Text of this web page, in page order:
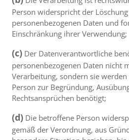
Person widerspricht der
personenbezogenen Daten und
Einschränkung ihrer Verwendung;
(c) Der Datenverantwortliche
personenbezogenen Daten nicht
Verarbeitung, sondern sie
Person zur Begründung,
Rechtsansprüchen benötigt;
(d) Die betroffene Person
gemäß der Verordnung, aus